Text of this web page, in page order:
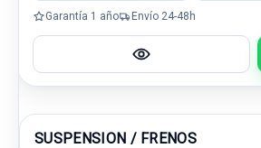
Garantía 1 año Envío 24-48h
SUSPENSION / FRENOS